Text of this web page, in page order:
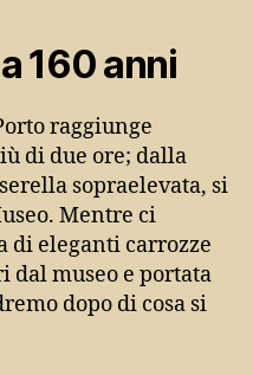
160 anni
raggiunge
di due ore; dalla
sopraelevata, si
Mentre ci
di eleganti carrozze
dal museo e portata
dopo di cosa si